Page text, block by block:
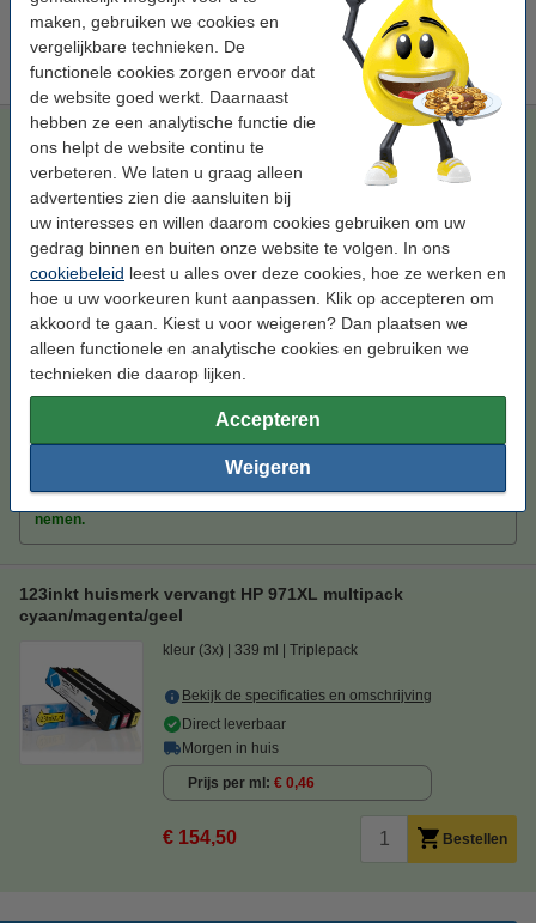
maken, gebruiken we cookies en
vergelijkbare technieken. De
functionele cookies zorgen ervoor dat
de website goed werkt. Daarnaast
hebben ze een analytische functie die
ons helpt de website continu te
verbeteren. We laten u graag alleen
advertenties zien die aansluiten bij
uw interesses en willen daarom cookies gebruiken om uw
gedrag binnen en buiten onze website te volgen. In ons
cookiebeleid leest u alles over deze cookies, hoe ze werken en
hoe u uw voorkeuren kunt aanpassen. Klik op accepteren om
akkoord te gaan. Kiest u voor weigeren? Dan plaatsen we
alleen functionele en analytische cookies en gebruiken we
technieken die daarop lijken.
Accepteren
Weigeren
Tip
Wij adviseren u om i.p.v. deze cartridge het 123inkt huismerk te
nemen.
123inkt huismerk vervangt HP 971XL (CN628AE)
inktcartridge geel hoge capaciteit
geel inkjetcartridge 123inkt
Bekijk de specificaties en omschrijving
Bespaar67,7%op uw inkt (zonder
kwaliteitsverlies)!
Direct leverbaar
Morgen in huis
Prijs per ml
€ 52,50
Wij adviseren u om deze cartridge i.p.v. de originele cartridge te
nemen.
123inkt huismerk vervangt HP 971XL multipack
cyaan/magenta/geel
kleur (3x) 339 ml Triplepack
Bekijk de specificaties en omschrijving
Direct leverbaar
Morgen in huis
Prijs per ml € 0,46
€ 154,50 Bestellen